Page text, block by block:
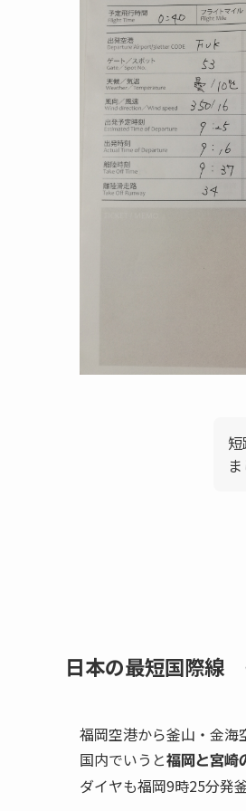
ま
日本の最短国際線
福岡空港から釜山・金海
国内でいうと福岡と宮崎
ダイヤも福岡9時25分発